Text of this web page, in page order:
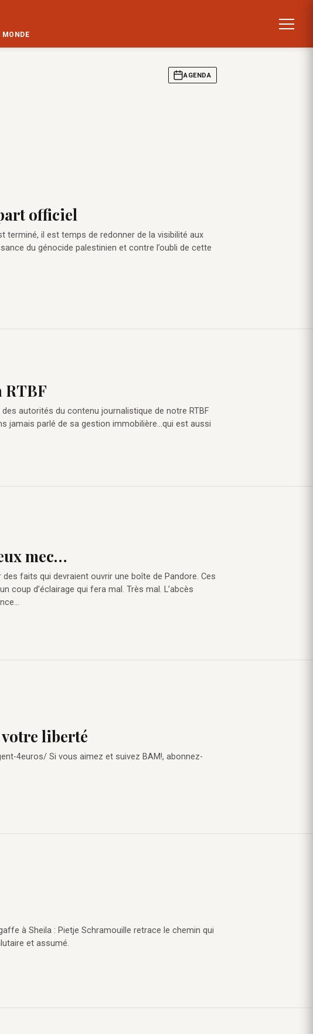
MONDE
AGENDA
officiel
terminé, il est temps de redonner de la visibilité aux
du génocide palestinien et contre l’oubli de cette
RTBF
autorités du contenu journalistique de notre RTBF
jamais parlé de sa gestion immobilière…qui est aussi
mec…
faits qui devraient ouvrir une boîte de Pandore. Ces
coup d’éclairage qui fera mal. Très mal. L’abcès
liberté
4euros/ Si vous aimez et suivez BAM!, abonnez-
à Sheila : Pietje Schramouille retrace le chemin qui
et assumé.